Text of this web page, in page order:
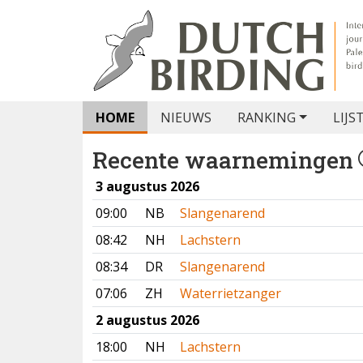
HOME NIEUWS RANKING
Recente waarnemingen
3 augustus 2026
09:00
NB
Slangenarend
08:42
NH
Lachstern
08:34
DR
Slangenarend
07:06
ZH
Waterrietzanger
2 augustus 2026
18:00
NH Lachstern